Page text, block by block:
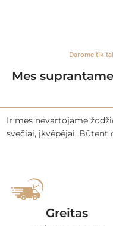
Darome tik
Mes
Ir mes nevartojame
svečiai, įkvėpėjai. Būtent
Greitas